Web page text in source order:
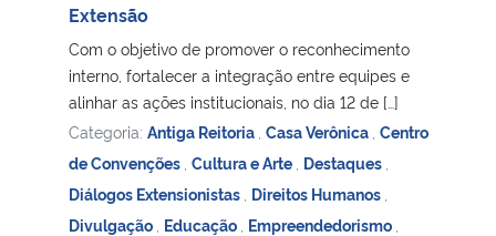
Extensão
Com o objetivo de promover o reconhecimento
interno, fortalecer a integração entre equipes e
alinhar as ações institucionais, no dia 12 de […]
Categoria: Antiga Reitoria Casa Verônica Centro
de Convenções Cultura e Arte Destaques
Diálogos Extensionistas Direitos Humanos
Divulgação Educação Empreendedorismo